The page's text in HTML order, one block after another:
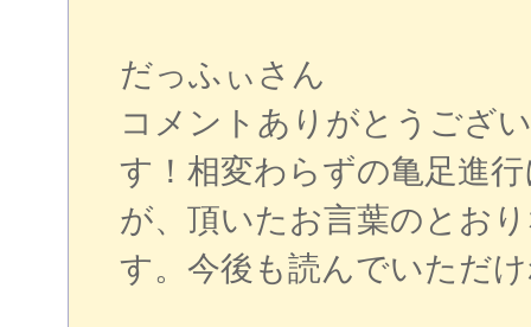
だっふぃさん
コメントありがとうござ
す！相変わらずの亀足進
が、頂いたお言葉のとお
す。今後も読んでいただ